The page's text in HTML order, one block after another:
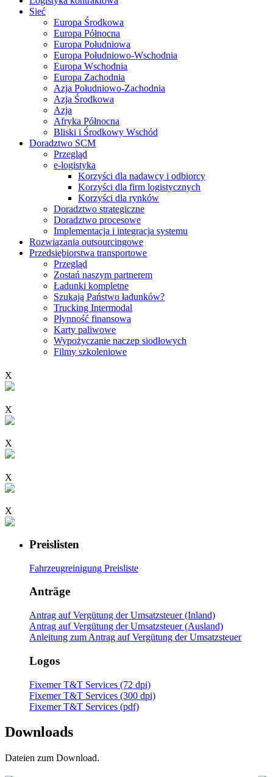
Sieć
Europa Środkowa
Europa Północna
Europa Południowa
Europa Południowo-Wschodnia
Europa Wschodnia
Europa Zachodnia
Azja Południowo-Zachodnia
Azja Środkowa
Azja
Afryka Północna
Bliski i Środkowy Wschód
Doradztwo SCM
Przegląd
e-logistyka
Korzyści dla nadawcy i odbiorcy
Korzyści dla firm logistycznych
Korzyści dla rynków
Doradztwo strategiczne
Doradztwo procesowe
Implementacja i integracja systemu
Rozwiązania outsourcingowe
Przedsiębiorstwa transportowe
Przegląd
Zostań naszym partnerem
Ładunki kompletne
Szukają Państwo ładunków?
Trucking Intermodal
Płynność finansowa
Karty paliwowe
Wypożyczanie naczep siodłowych
Filmy szkoleniowe
X
X
X
X
X
Preislisten
Fahrzeugreinigung Preisliste
Anträge
Antrag auf Vergütung der Umsatzsteuer (Inland)
Antrag auf Vergütung der Umsatzsteuer (Ausland)
Anleitung zum Antrag auf Vergütung der Umsatzsteuer
Logos
Fixemer T&T Services (72 dpi)
Fixemer T&T Services (300 dpi)
Fixemer T&T Services (pdf)
Downloads
Dateien zum Download.